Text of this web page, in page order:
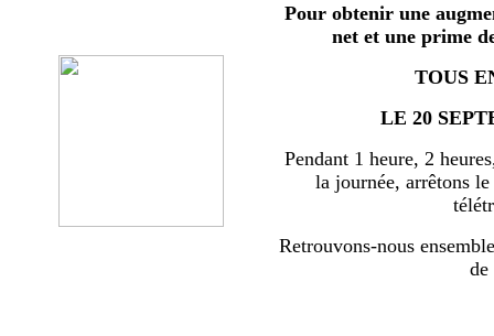
Pour obtenir une
net et une prime
TOUS
LE 20
Pendant 1 heure, 2
la journée, arrêtons
Retrouvons-nous
de